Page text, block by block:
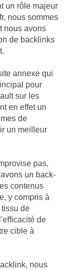
un rôle majeur
nous sommes
nous avons
de backlinks
annexe qui
pour
sur les
en effet un
de
un meilleur
pas,
un back-
contenus
y compris à
de
de
cible à
nous